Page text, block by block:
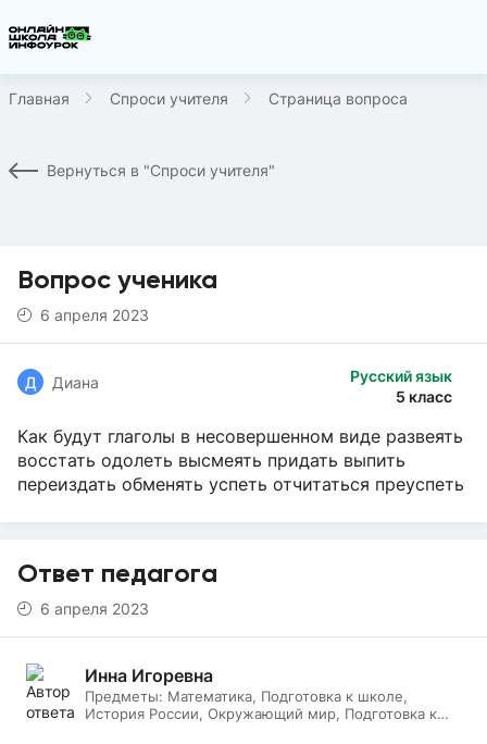
Главная Спроси учителя Страница вопроса
Вернуться в "Спроси учителя"
Вопрос ученика
6 апреля 2023
Русский язык
5 класс
Д Диана
Как будут глаголы в несовершенном виде развеять
восстать одолеть высмеять придать выпить
переиздать обменять успеть отчитаться преуспеть
Ответ педагога
6 апреля 2023
Инна Игоревна
Предметы: Математика, Подготовка к школе,
История России, Окружающий мир, Подготовка к